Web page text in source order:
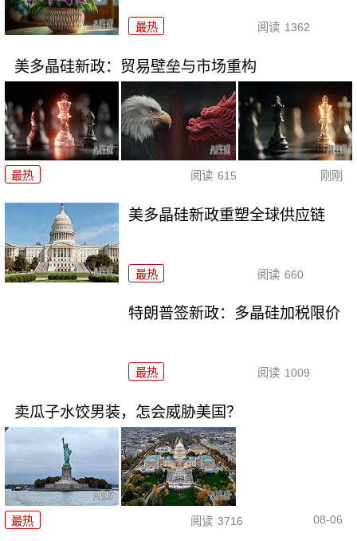
最热 阅读 1362
美多晶硅新政：贸易壁垒与市场重构
最热 阅读 615 刚刚
美多晶硅新政重塑全球供应链
最热 阅读 660
特朗普签新政：多晶硅加税限价
最热 阅读 1009
卖瓜子水饺男装，怎会威胁美国？
最热 阅读 3716 08-06